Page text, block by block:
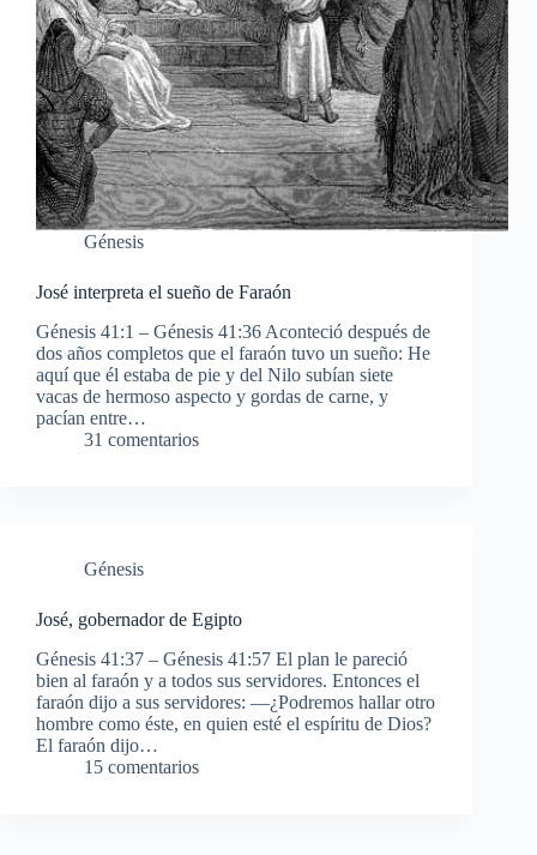
Génesis
José interpreta el sueño de Faraón
Génesis 41:1 – Génesis 41:36 Aconteció después de
dos años completos que el faraón tuvo un sueño: He
aquí que él estaba de pie y del Nilo subían siete
vacas de hermoso aspecto y gordas de carne, y
pacían entre…
31 comentarios
Génesis
José, gobernador de Egipto
Génesis 41:37 – Génesis 41:57 El plan le pareció
bien al faraón y a todos sus servidores. Entonces el
faraón dijo a sus servidores: —¿Podremos hallar otro
hombre como éste, en quien esté el espíritu de Dios?
El faraón dijo…
15 comentarios